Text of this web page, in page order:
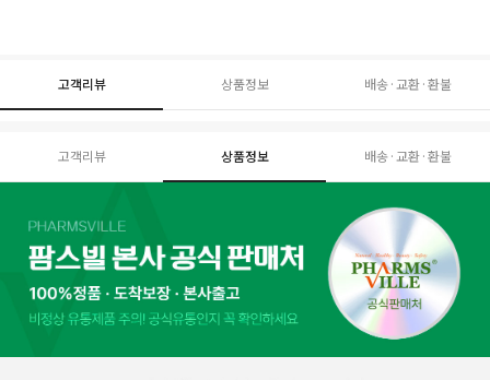
고객리뷰 상품정보 배송·교환·환불
고객리뷰 상품정보 배송·교환·환불